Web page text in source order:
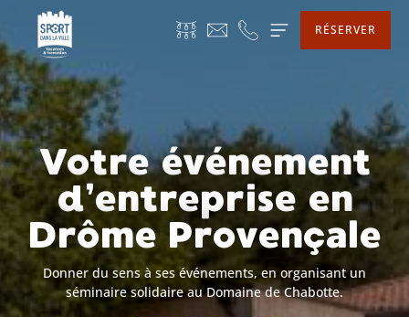
RÉSERVER
Votre événement
d’entreprise en
Drôme Provençale
Donner du sens à ses événements, en organisant un
séminaire solidaire au Domaine de Chabotte.